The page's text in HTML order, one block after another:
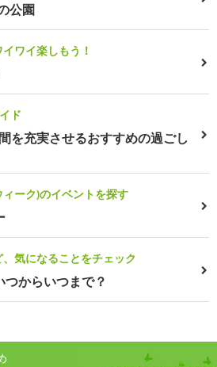
公園
ワイ楽しもう！
ド
を充実させるおすすめの過ごし
ーク)のイベントを探す
気になることをチェック
からいつまで？